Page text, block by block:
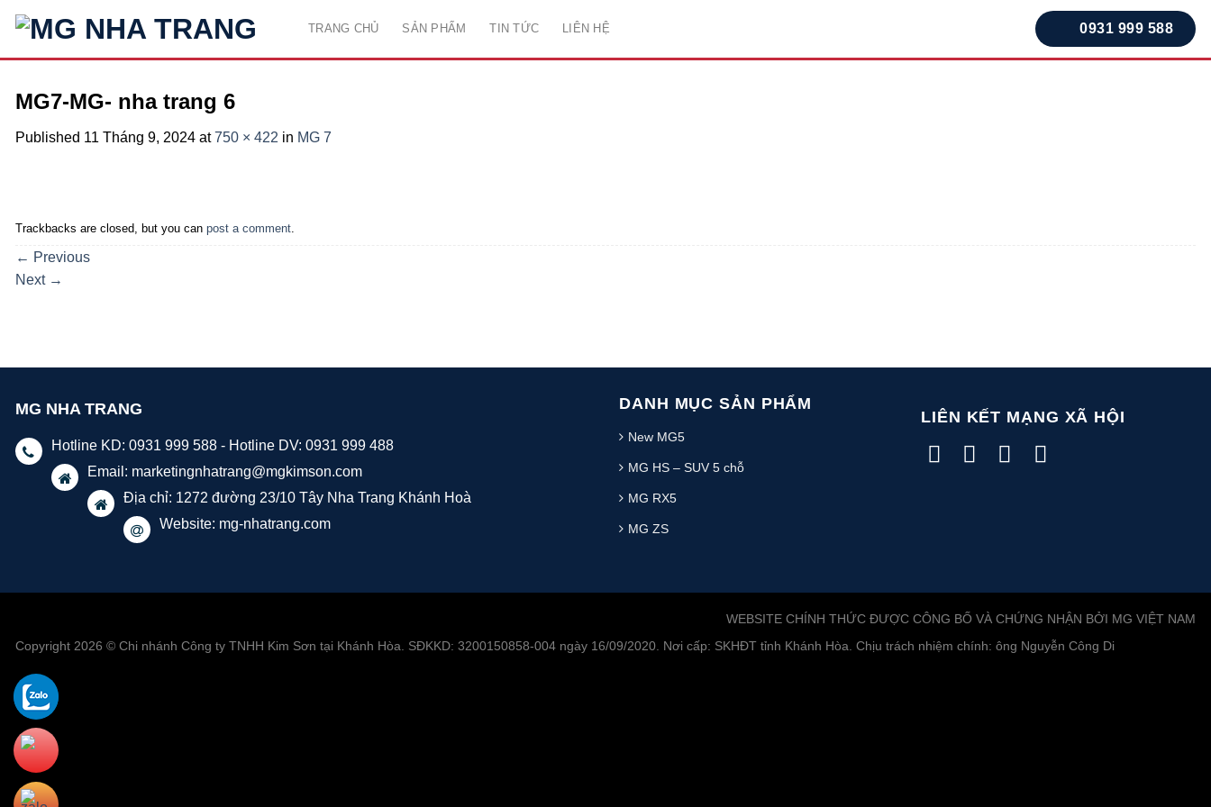
content
TRANG CHỦ SẢN PHẨM TIN TỨC LIÊN HỆ 0931 999 588
MG7-MG- nha trang 6
Published 11 Tháng 9, 2024 at750 × 422 in MG 7
Trackbacks are closed, but you can post a comment.
← Previous
Next →
MG NHA TRANG
Hotline KD: 0931 999 588 - Hotline DV: 0931 999 488
Email: marketingnhatrang@mgkimson.com
Địa chỉ: 1272 đường 23/10 Tây Nha Trang Khánh Hoà
Website: mg-nhatrang.com
DANH MỤC SẢN PHẨM
New MG5
MG HS – SUV 5 chỗ
MG RX5
MG ZS
LIÊN KẾT MẠNG XÃ HỘI
WEBSITE CHÍNH THỨC ĐƯỢC CÔNG BỐ VÀ CHỨNG NHẬN BỞI MG VIỆT NAM
Copyright 2026 © Chi nhánh Công ty TNHH Kim Sơn tại Khánh Hòa. SĐKKD: 3200150858-004 ngày 16/09/2020. Nơi cấp: SKHĐT tỉnh Khánh Hòa. Chịu trách nhiệm chính: ông Nguyễn Công Di